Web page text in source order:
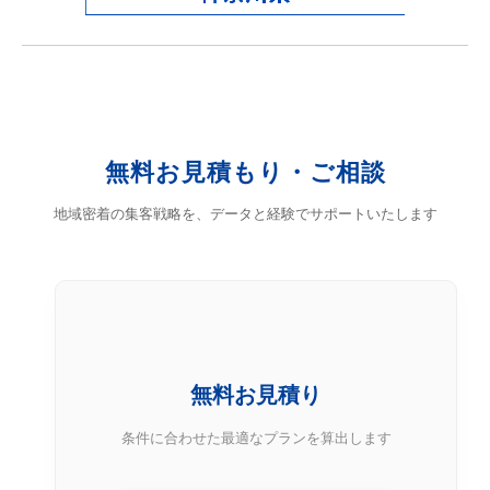
無料お見積もり・ご相談
地域密着の集客戦略を、データと経験でサポートいたします
無料お見積り
条件に合わせた最適なプランを算出します